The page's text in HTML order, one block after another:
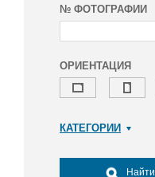
№ ФОТОГРАФИИ
ОРИЕНТАЦИЯ
КАТЕГОРИИ
Досуг, туризм и
Найти